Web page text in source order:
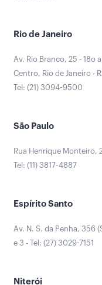
Rio de Janeiro
Av. Rio Branco, 25 - 18o
Centro, Rio de Janeiro -
Tel: (21) 3094-9500
São Paulo
Rua Henrique Monteiro,
Tel: (11) 3817-4887
Espírito Santo
Av. N. S. da Penha, 356
e 3 - Tel: (27) 3029-7151
Niterói